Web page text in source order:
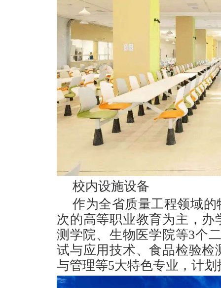
校内设施设备
作为全省质量工程领域
次的高等职业教育为主，
测学院、生物医学院等3个
试与应用技术、食品检验
与管理等5大特色专业，计划